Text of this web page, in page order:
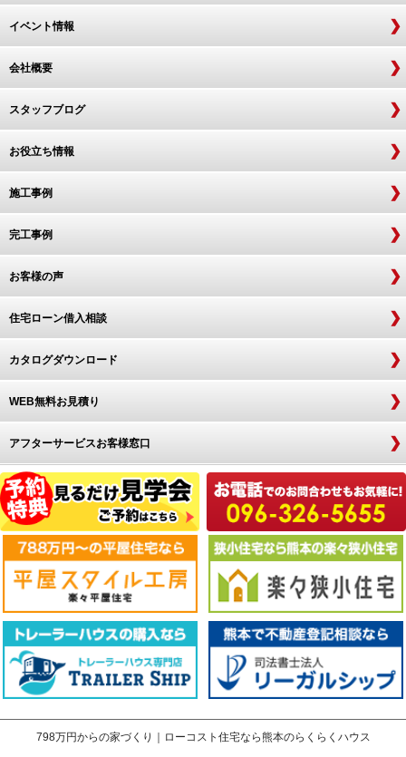
イベント情報
会社概要
スタッフブログ
お役立ち情報
施工事例
完工事例
お客様の声
住宅ローン借入相談
カタログダウンロード
WEB無料お見積り
アフターサービスお客様窓口
798万円からの家づくり｜ローコスト住宅なら熊本のらくらくハウス